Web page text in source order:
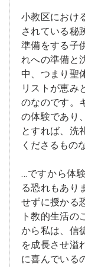
小教区におけ
されている秘
準備をする子
れへの準備と
中、つまり聖
リストが恵み
のなのです。
の体験であり
とすれば、洗
くださるもの
…ですから体
る恐れもあり
せずに授かる
ト教的生活の
から私は、信
を成長させ溢
に喜んでいる